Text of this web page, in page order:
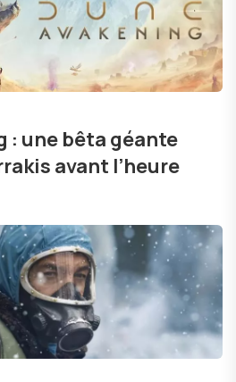
: une bêta géante
avant l’heure